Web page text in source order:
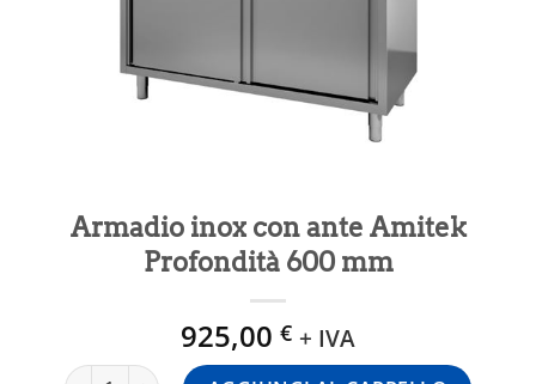
Armadio inox con ante Amitek
Profondità 600 mm
925,00 € + IVA
Armadio inox con ante Amitek Profondità 600 mm